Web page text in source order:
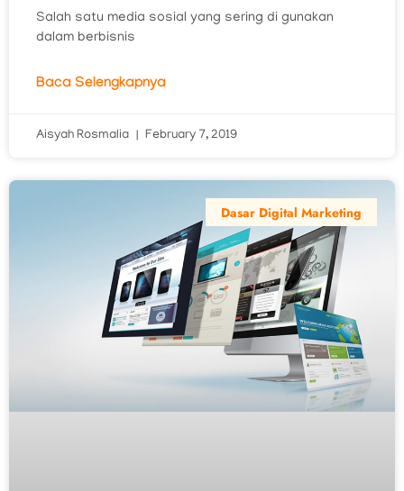
Salah satu media sosial yang sering di gunakan
dalam berbisnis
Baca Selengkapnya
Aisyah Rosmalia February 7, 2019
Dasar Digital Marketing